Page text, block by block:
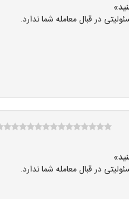
در قبال معامله شما ندارد.
در قبال معامله شما ندارد.